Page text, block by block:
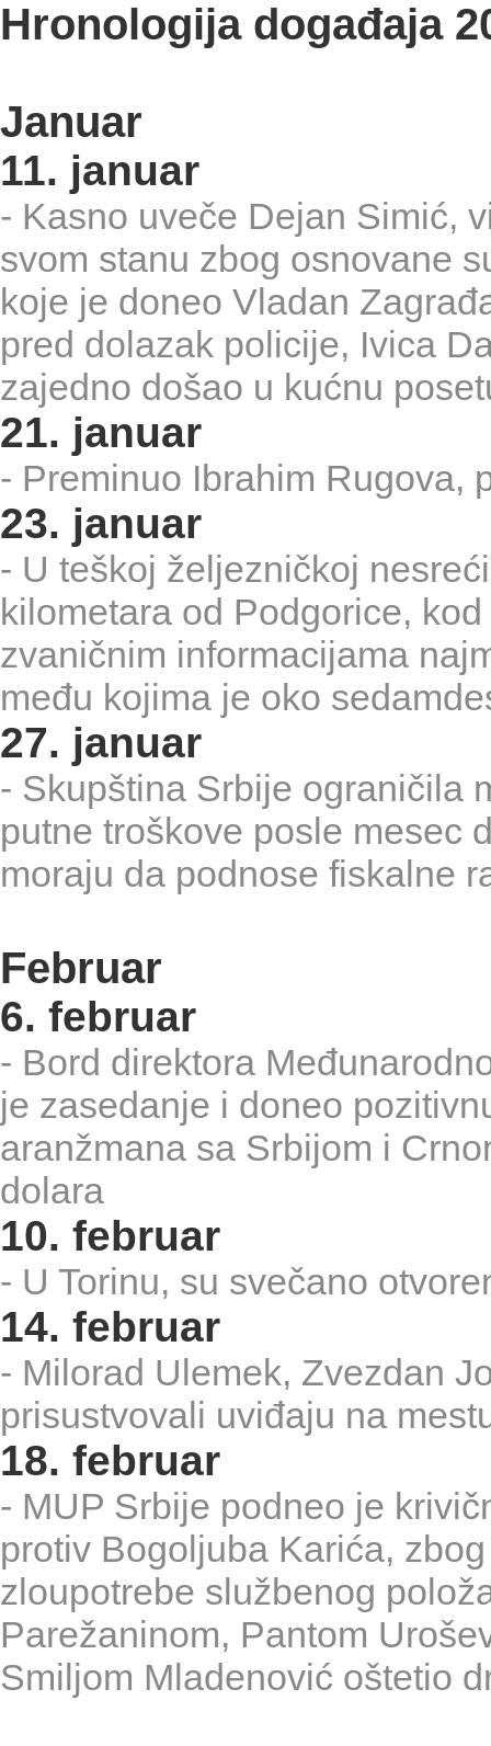
Hronologija događaja
Januar
11. januar
- Kasno uveče Dejan Simić,
svom stanu zbog osnovane
koje je doneo Vladan
pred dolazak policije, Ivica
zajedno došao u kućnu
21. januar
- Preminuo Ibrahim Rugova,
23. januar
- U teškoj željezničkoj
kilometara od Podgorice,
zvaničnim informacijama
među kojima je oko
27. januar
- Skupština Srbije ograničila
putne troškove posle mesec
moraju da podnose fiskalne
Februar
6. februar
- Bord direktora
je zasedanje i doneo
aranžmana sa Srbijom i
dolara
10. februar
- U Torinu, su svečano
14. februar
- Milorad Ulemek, Zvezdan
prisustvovali uviđaju na
18. februar
- MUP Srbije podneo je
protiv Bogoljuba Karića,
zloupotrebe službenog
Parežaninom, Pantom
Smiljom Mladenović oštetio